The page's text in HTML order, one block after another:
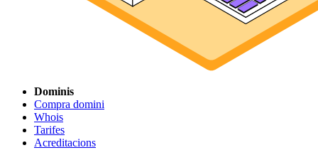
Dominis
Compra domini
Whois
Tarifes
Acreditacions